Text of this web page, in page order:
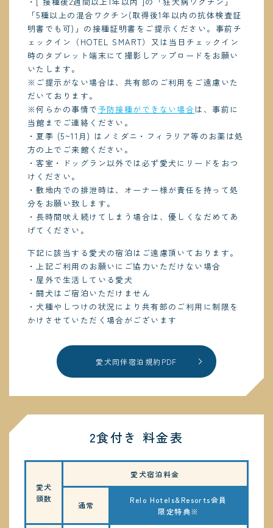
「5種以上の混合ワクチン(取得後1年以内の抗体検査証
明書でも可)」の接種証明書をご提示ください。事前チ
ェックイン（HOTEL SMART）又は当日チェックイン
時のタブレット端末にて撮影しアップロードをお願い
いたします。
※ご提示がない場合は、共有部のご利用をご遠慮いた
だいております。
※何らかの事情で予防接種ができない場合は、事前に
当館までご連絡ください。
・夏季 (5~11月) はノミダニ・フィラリア等のお薬は処
方の上でご来館ください。
・客室・ドッグラン以外では必ず愛犬にリードをおつ
けください。
・敷地内での排泄時は、オーナー様が責任を持って処
分をお願い致します。
・長時間吠え続けてしまう場合は、優しくなだめてあ
げてください。
下記に該当する愛犬の宿泊はご遠慮頂いております。
・上記ご利用のお願いにご協力いただけない場合
・屋外で生活している愛犬
・闘犬はご宿泊いただけません
・犬種やしつけの状況により共有部のご利用に制限を
かけさせていただく場合がございます
愛犬同伴宿泊規約PDF
2食付き 料金表
愛犬
頭数
愛犬宿泊料金
通常
Relo Hotels&Resorts会員
限定特典※